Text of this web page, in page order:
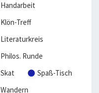
Handarbeit
Klön-Treff
Literaturkreis
Philos. Runde
Skat
Spaß-Tisch
Wandern